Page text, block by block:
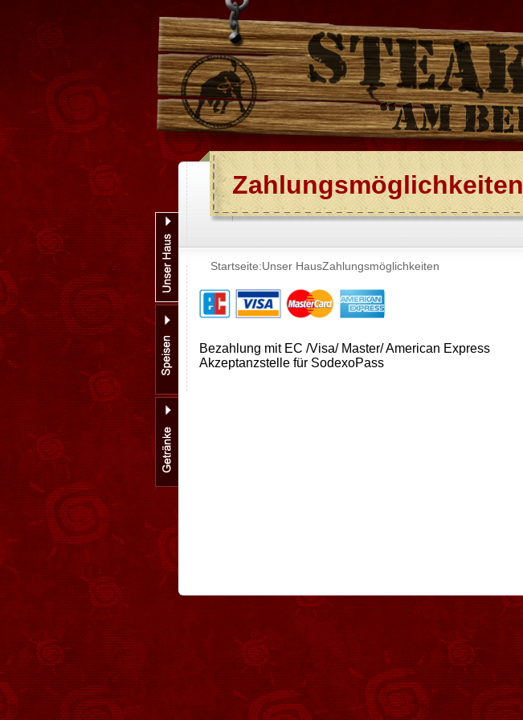
Startseite:Unser HausZahlungsmöglichkeiten
Zahlungsmöglichkeiten
Bezahlung mit EC /Visa/ Master/ American Express
Akzeptanzstelle für SodexoPass